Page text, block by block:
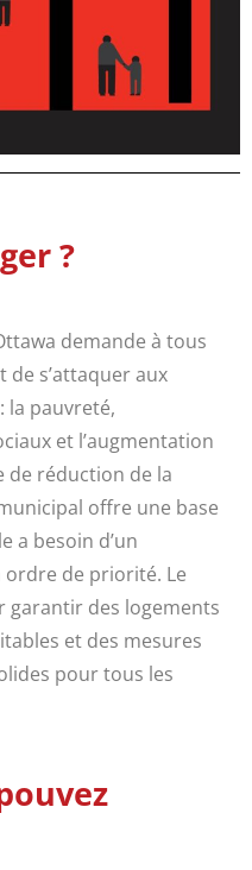
?
demande à tous
de s’attaquer aux
la pauvreté,
et l’augmentation
de réduction de la
offre une base
a besoin d’un
ordre de priorité. Le
garantir des logements
et des mesures
pour tous les